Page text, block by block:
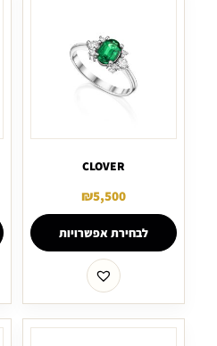
CLOVER
₪5,500
לבחירת אפשרויות